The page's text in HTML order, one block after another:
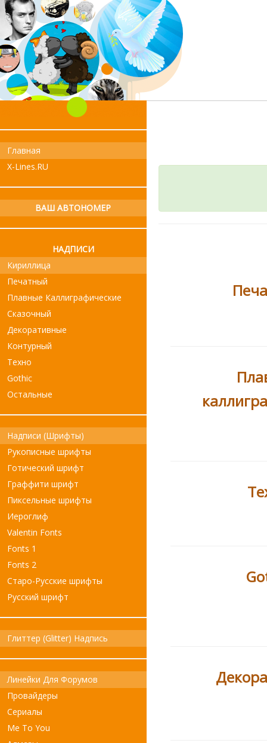
Главная
X-Lines.RU
ВАШ АВТОНОМЕР
НАДПИСИ
Кириллица
Печатный
Плавные Каллиграфические
Сказочный
Декоративные
Контурный
Техно
Gothic
Остальные
Надписи (Шрифты)
Рукописные шрифты
Готический шрифт
Граффити шрифт
Пиксельные шрифты
Иероглиф
Valentin Fonts
Fonts 1
Fonts 2
Старо-Русские шрифты
Русский шрифт
Глиттер (Glitter) Надпись
Линейки Для Форумов
Провайдеры
Сериалы
Me To You